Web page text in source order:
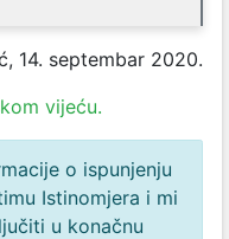
14. septembar 2020.
vijeću.
o ispunjenju
Istinomjera i mi
u konačnu